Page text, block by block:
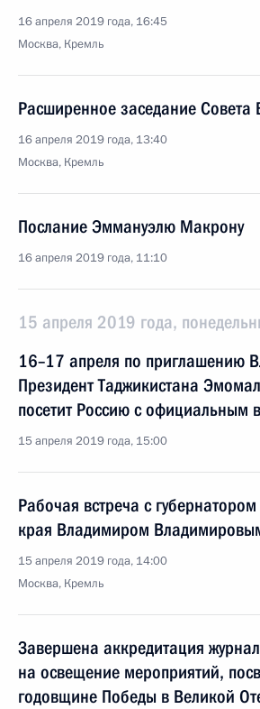
16 апреля 2019 года, 16:45
Москва, Кремль
Расширенное заседание Совета
16 апреля 2019 года, 13:40
Москва, Кремль
Послание Эммануэлю Макрону
16 апреля 2019 года, 11:10
15 апреля 2019 года,
16–17 апреля по приглашению
Президент Таджикистана
посетит Россию с официальным
15 апреля 2019 года, 15:00
Рабочая встреча с
края Владимиром
15 апреля 2019 года, 14:00
Москва, Кремль
Завершена аккредитация
на освещение мероприятий,
годовщине Победы в Великой